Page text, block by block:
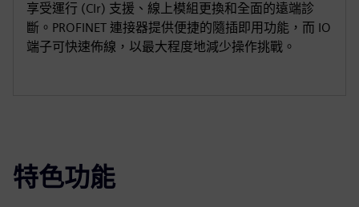
享受運行 (CIr) 支援、線上模組更換和全面的遠端診
斷。PROFINET 連接器提供便捷的隨插即用功能，而 IO
端子可快速佈線，以最大程度地減少操作挑戰。
特色功能